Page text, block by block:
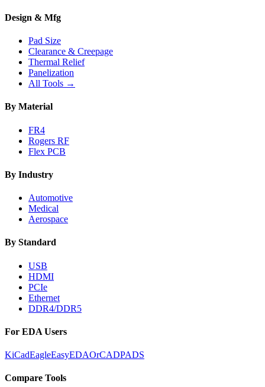
Design & Mfg
Pad Size
Clearance & Creepage
Thermal Relief
Panelization
All Tools →
By Material
FR4
Rogers RF
Flex PCB
By Industry
Automotive
Medical
Aerospace
By Standard
USB
HDMI
PCIe
Ethernet
DDR4/DDR5
For EDA Users
KiCadEagleEasyEDAOrCADPADS
Compare Tools